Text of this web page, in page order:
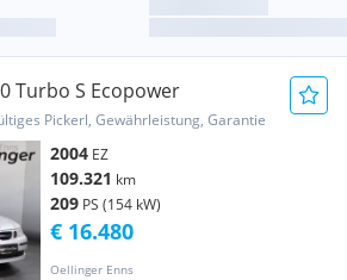
Turbo S Ecopower
Pickerl, Gewährleistung, Garantie
2004 EZ
109.321 km
209 PS (154 kW)
Oellinger Enns
€ 16.480